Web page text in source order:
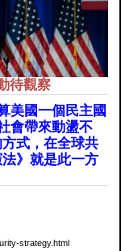
待觀察
美國一個民主國
會帶來動盪不
式，在全球共
》就是此一方
strategy.html